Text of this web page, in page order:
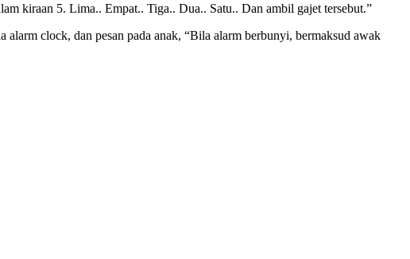
kiraan 5. Lima.. Empat.. Tiga.. Dua.. Satu.. Dan ambil gajet tersebut.”
clock, dan pesan pada anak, “Bila alarm berbunyi, bermaksud awak